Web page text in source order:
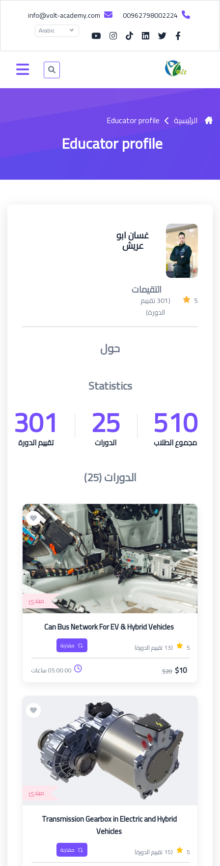
00962798002224
Arabic
الرئيسية Educator profile
Educator profile
غسان ابو
عريش
التقيمات
5
(301 تقييم
الدورة)
حول
Statistics
510
مجموع الطلاب 25
الدورات 301
تقييم الدورة
الدورات (25)
مبتدئ
Can Bus Network For EV & Hybrid Vehicles
5 (13 تقييم الدورة) مقارنة
$10
$20 05:00:00 ساعات
مبتدئ
Transmission Gearbox in Electric and Hybrid
Vehicles
5 (15 تقييم الدورة) مقارنة